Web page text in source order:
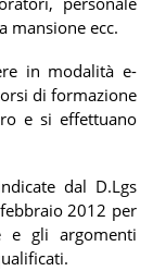
mansione ecc.
in modalità e-
di formazione
e si effettuano
dal D.Lgs
2012 per
e gli argomenti